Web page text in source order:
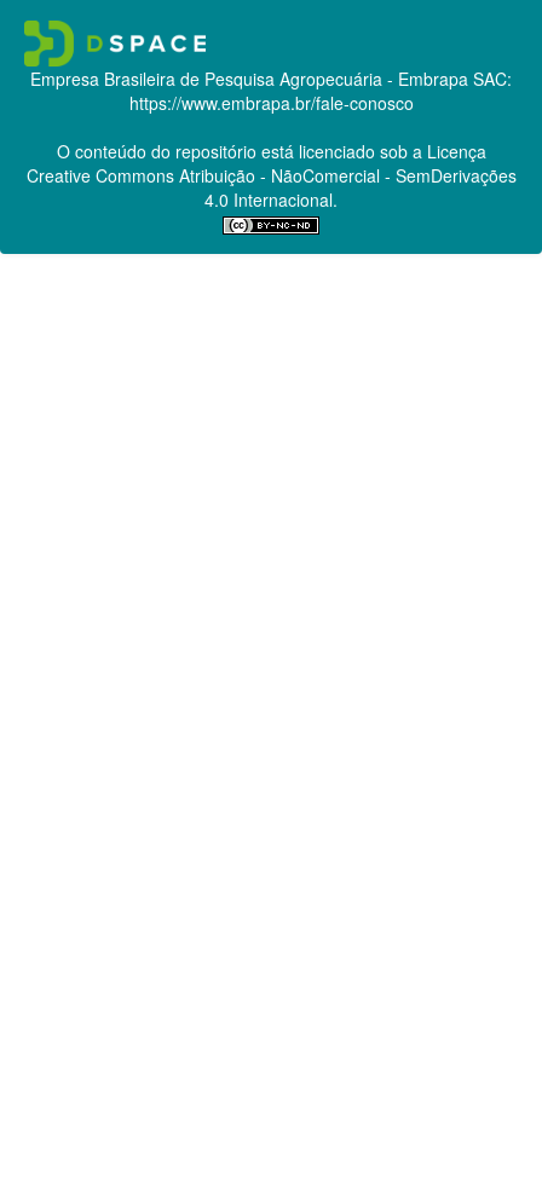
Empresa Brasileira de Pesquisa Agropecuária - Embrapa SAC:
https://www.embrapa.br/fale-conosco
O conteúdo do repositório está licenciado sob a Licença
Creative CommonsAtribuição - NãoComercial - SemDerivações
4.0 Internacional.